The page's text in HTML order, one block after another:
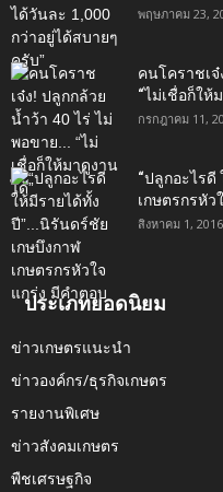
พฤษภาคม 23,
คนโคราชเ
“ไม่เชื่อก็ให้
กรกฎาคม 11,
“ปลูกอะไร
เกษตรกรหัว
สิงหาคม 1, 2016
ประเภทยอดนิยม
ข่าวเกษตรแนะนำ
ข่าวองค์กร/ธุรกิจเกษตร
รายงานพิเศษ
ข่าวสังคมเกษตร
พืชเศรษฐกิจ